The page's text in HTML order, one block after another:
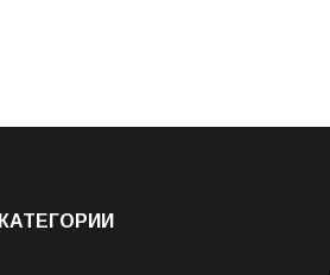
КАТЕГОРИИ